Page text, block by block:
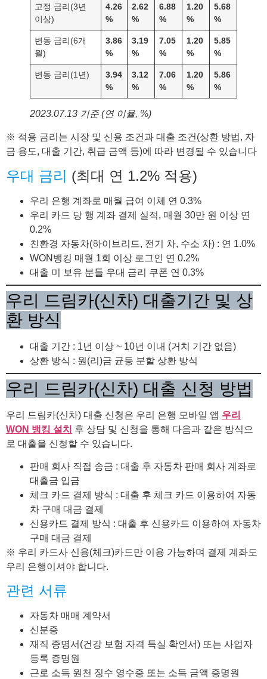
고정 금리(3년
이상)
4.26
%
2.62
%
6.88
%
1.20
%
5.68
%
변동 금리(6개
월)
3.86
%
3.19
%
7.05
%
1.20
%
5.85
%
변동 금리(1년)
3.94
%
3.12
%
7.06
%
1.20
%
5.86
%
2023.07.13 기준 (연 이율, %)
※ 적용 금리는 시장 및 신용 조건과 대출 조건(상환 방법, 자
금 용도, 대출 기간, 취급 금액 등)에 따라 변경될 수 있습니다
우대 금리 (최대 연 1.2% 적용)
우리 은행 계좌로 매월 급여 이체 연 0.3%
우리 카드 당 행 계좌 결제 실적, 매월 30만 원 이상 연
0.2%
친환경 자동차(하이브리드, 전기 차, 수소 차) : 연 1.0%
WON뱅킹 매월 1회 이상 로그인 연 0.2%
대출 미 보유 분들 우대 금리 쿠폰 연 0.3%
우리 드림카(신차) 대출기간 및 상
환 방식
대출 기간 : 1년 이상 ~ 10년 이내 (거치 기간 없음)
상환 방식 : 원(리)금 균등 분할 상환 방식
우리 드림카(신차) 대출 신청 방법
우리 드림카(신차) 대출 신청은 우리 은행 모바일 앱 우리
WON 뱅킹 설치 후 상담 및 신청을 통해 다음과 같은 방식으
로 대출을 신청할 수 있습니다.
판매 회사 직접 송금 : 대출 후 자동차 판매 회사 계좌로
대출금 입금
체크 카드 결제 방식 : 대출 후 체크 카드 이용하여 자동
차 구매 대금 결제
신용카드 결제 방식 : 대출 후 신용카드 이용하여 자동차
구매 대금 결제
※ 우리 카드사 신용(체크)카드만 이용 가능하며 결제 계좌도
우리 은행이셔야 합니다.
관련 서류
자동차 매매 계약서
신분증
재직 증명서(건강 보험 자격 득실 확인서) 또는 사업자
등록 증명원
근로 소득 원천 징수 영수증 또는 소득 금액 증명원